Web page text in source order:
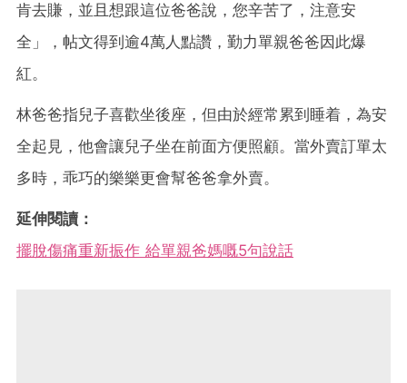
肯去賺，並且想跟這位爸爸說，您辛苦了，注意安
全」，帖文得到逾4萬人點讚，勤力單親爸爸因此爆
紅。
林爸爸指兒子喜歡坐後座，但由於經常累到睡着，為安
全起見，他會讓兒子坐在前面方便照顧。當外賣訂單太
多時，乖巧的樂樂更會幫爸爸拿外賣。
延伸閱讀：
擺脫傷痛重新振作 給單親爸媽嘅5句說話